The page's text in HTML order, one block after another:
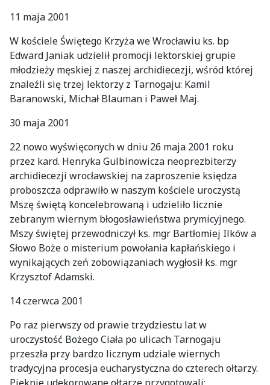
11 maja 2001
W kościele Świętego Krzyża we Wrocławiu ks. bp
Edward Janiak udzielił promocji lektorskiej grupie
młodzieży męskiej z naszej archidiecezji, wśród której
znaleźli się trzej lektorzy z Tarnogaju: Kamil
Baranowski, Michał Blauman i Paweł Maj.
30 maja 2001
22 nowo wyświęconych w dniu 26 maja 2001 roku
przez kard. Henryka Gulbinowicza neoprezbiterzy
archidiecezji wrocławskiej na zaproszenie księdza
proboszcza odprawiło w naszym kościele uroczystą
Mszę świętą koncelebrowaną i udzieliło licznie
zebranym wiernym błogosławieństwa prymicyjnego.
Mszy świętej przewodniczył ks. mgr Bartłomiej Ilków a
Słowo Boże o misterium powołania kapłańskiego i
wynikających zeń zobowiązaniach wygłosił ks. mgr
Krzysztof Adamski.
14 czerwca 2001
Po raz pierwszy od prawie trzydziestu lat w
uroczystość Bożego Ciała po ulicach Tarnogaju
przeszła przy bardzo licznym udziale wiernych
tradycyjna procesja eucharystyczna do czterech ołtarzy.